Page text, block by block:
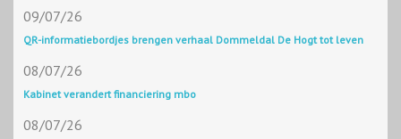
09/07/26
QR-informatiebordjes brengen verhaal Dommeldal De Hogt tot leven
08/07/26
Kabinet verandert financiering mbo
08/07/26